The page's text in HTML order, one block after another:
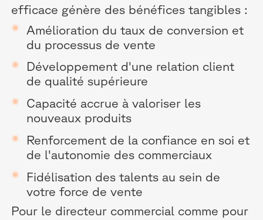
efficace génère des bénéfices tangibles :
Amélioration du taux de conversion et
du processus de vente
Développement d'une relation client
de qualité supérieure
Capacité accrue à valoriser les
nouveaux produits
Renforcement de la confiance en soi et
de l'autonomie des commerciaux
Fidélisation des talents au sein de
votre force de vente
Pour le directeur commercial comme pour